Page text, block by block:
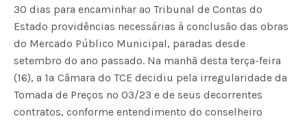
30 dias para encaminhar ao Tribunal de Contas do
Estado providências necessárias à conclusão das obras
do Mercado Público Municipal, paradas desde
setembro do ano passado. Na manhã desta terça-feira
(16), a 1ª Câmara do TCE decidiu pela irregularidade da
Tomada de Preços nº 03/23 e de seus decorrentes
contratos, conforme entendimento do conselheiro